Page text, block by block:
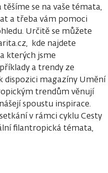
se na vaše témata,
a třeba vám pomoci
Určitě se můžete
kde najdete
kterých jsme
a trendy ze
dispozici magazíny Umění
trendům věnují
spoustu inspirace.
v rámci cyklu Cesty
filantropická témata,